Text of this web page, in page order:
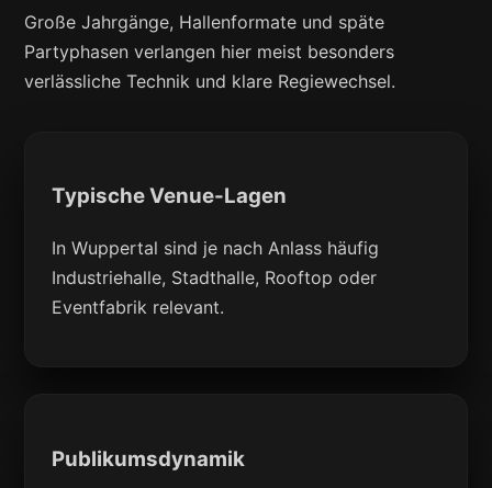
Große Jahrgänge, Hallenformate und späte
Partyphasen verlangen hier meist besonders
verlässliche Technik und klare Regiewechsel.
Typische Venue-Lagen
In Wuppertal sind je nach Anlass häufig
Industriehalle, Stadthalle, Rooftop oder
Eventfabrik relevant.
Publikumsdynamik